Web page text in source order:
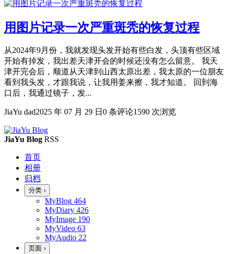
用图片记录一次严重斑秃的恢复过程
从2024年9月份，我就发现头发开始有些白发，头顶有些区域
开始有掉发，我出差天津开会的时候还没有怎么留意。 我天
津开完会后，顺道从天津到山西太原出差，我太原的一位朋友
看到我头发，才跟我说，让我用姜来擦，我才知道。 回到海
口后，我通过镜子，发...
JiaYu dad2025 年 07 月 29 日 0 条评论1590 次浏览
JiaYu Blog RSS
首页
相册
归档
分类 ›
MyBlog 464
MyDiary 426
MyImage 190
MyVideo 63
MyAudio 22
页面 ›